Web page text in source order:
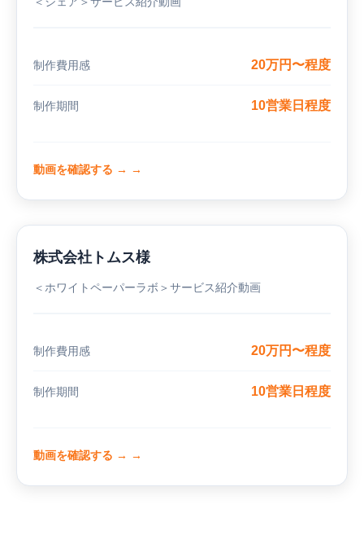
制作費用感 20万円〜程度
制作期間 10営業日程度
動画を確認する →
株式会社トムス様
＜ホワイトペーパーラボ＞サービス紹介動画
制作費用感 20万円〜程度
制作期間 10営業日程度
動画を確認する →